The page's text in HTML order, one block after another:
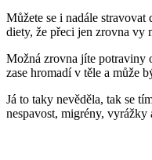
Můžete se i nadále
diety, že přeci jen zrovna vy
Možná zrovna jíte potraviny
zase hromadí v těle a může
Já to taky nevěděla, tak se
nespavost, migrény, vyrážky